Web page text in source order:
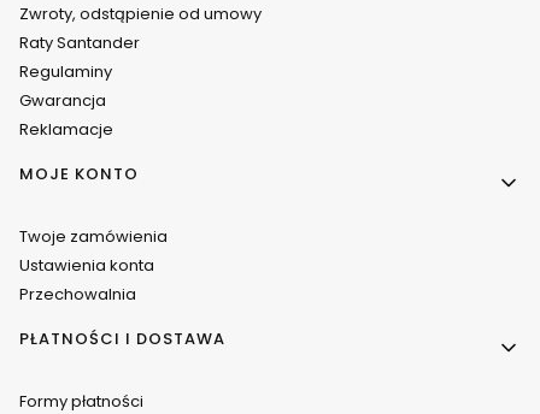
Zwroty, odstąpienie od umowy
Raty Santander
Regulaminy
Gwarancja
Reklamacje
MOJE KONTO
Twoje zamówienia
Ustawienia konta
Przechowalnia
PŁATNOŚCI I DOSTAWA
Formy płatności